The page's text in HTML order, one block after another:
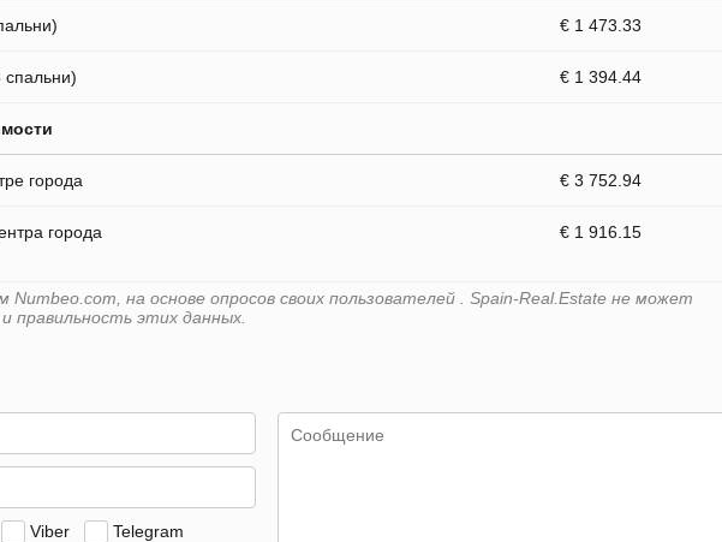
€ 1 473.33
спальни) € 1 394.44
города € 3 752.94
города € 1 916.15
на основе опросов своих пользователей . Spain-Real.Estate не может
правильность этих данных.
Viber Telegram